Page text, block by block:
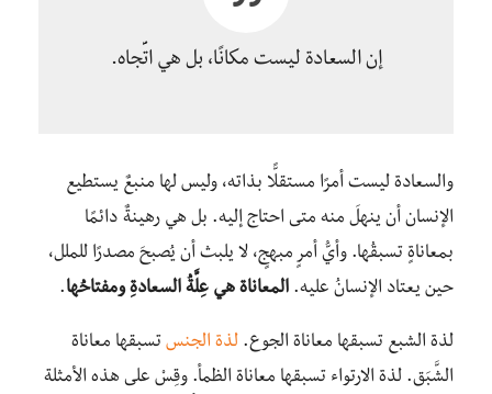
إن السعادة ليست مكانًا، بل هي اتِّجاه.
والسعادة ليست أمرًا مستقلًّا بذاته، وليس لها منبعٌ يستطيع
الإنسان أن ينهلَ منه متى احتاج إليه. بل هي رهينةٌ دائمًا
بمعاناةٍ تسبقُها. وأيُّ أمرٍ مبهجٍ، لا يلبث أن يُصبحَ مصدرًا للملل،
حين يعتاد الإنسانُ عليه. المعاناة هي عِلَّةُ السعادةِ ومفتاحُها.
لذة الشبع تسبقها معاناة الجوع. لذة الجنس تسبقها معاناة
الشَّبَق. لذة الارتواء تسبقها معاناة الظمأ. وقِسْ على هذه الأمثلة